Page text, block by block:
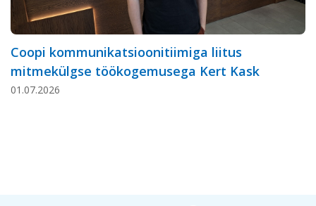
Coopi kommunikatsioonitiimiga liitus
mitmekülgse töökogemusega Kert Kask
01.07.2026